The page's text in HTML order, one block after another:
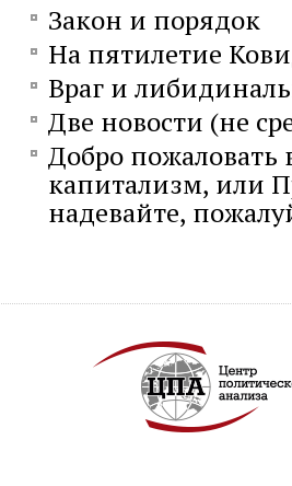
Закон и порядок
На пятилетие
Враг и
Две новости (не
Добро пожаловать
капитализм, или
надевайте,